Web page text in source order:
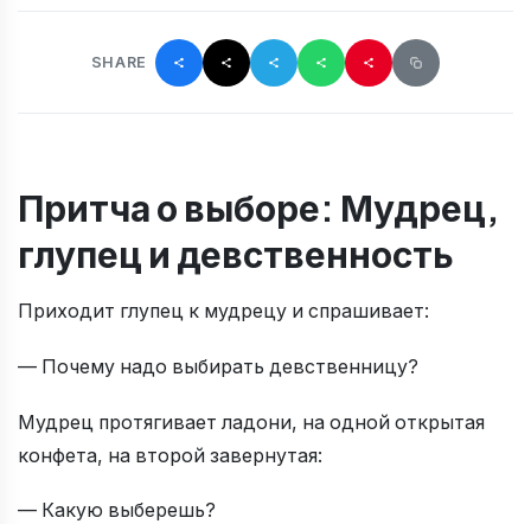
SHARE
Притча о выборе: Мудрец,
глупец и девственность
Приходит глупец к мудрецу и спрашивает:
— Почему надо выбирать девственницу?
Мудрец протягивает ладони, на одной открытая
конфета, на второй завернутая:
— Какую выберешь?